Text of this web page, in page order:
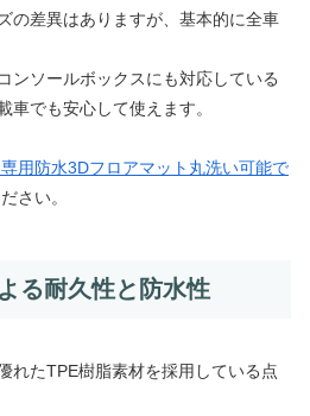
の差異はありますが、基本的に全車
ンソールボックスにも対応している
車でも安心して使えます。
用防水3Dフロアマット丸洗い可能で
さい。
る耐久性と防水性
れたTPE樹脂素材を採用している点